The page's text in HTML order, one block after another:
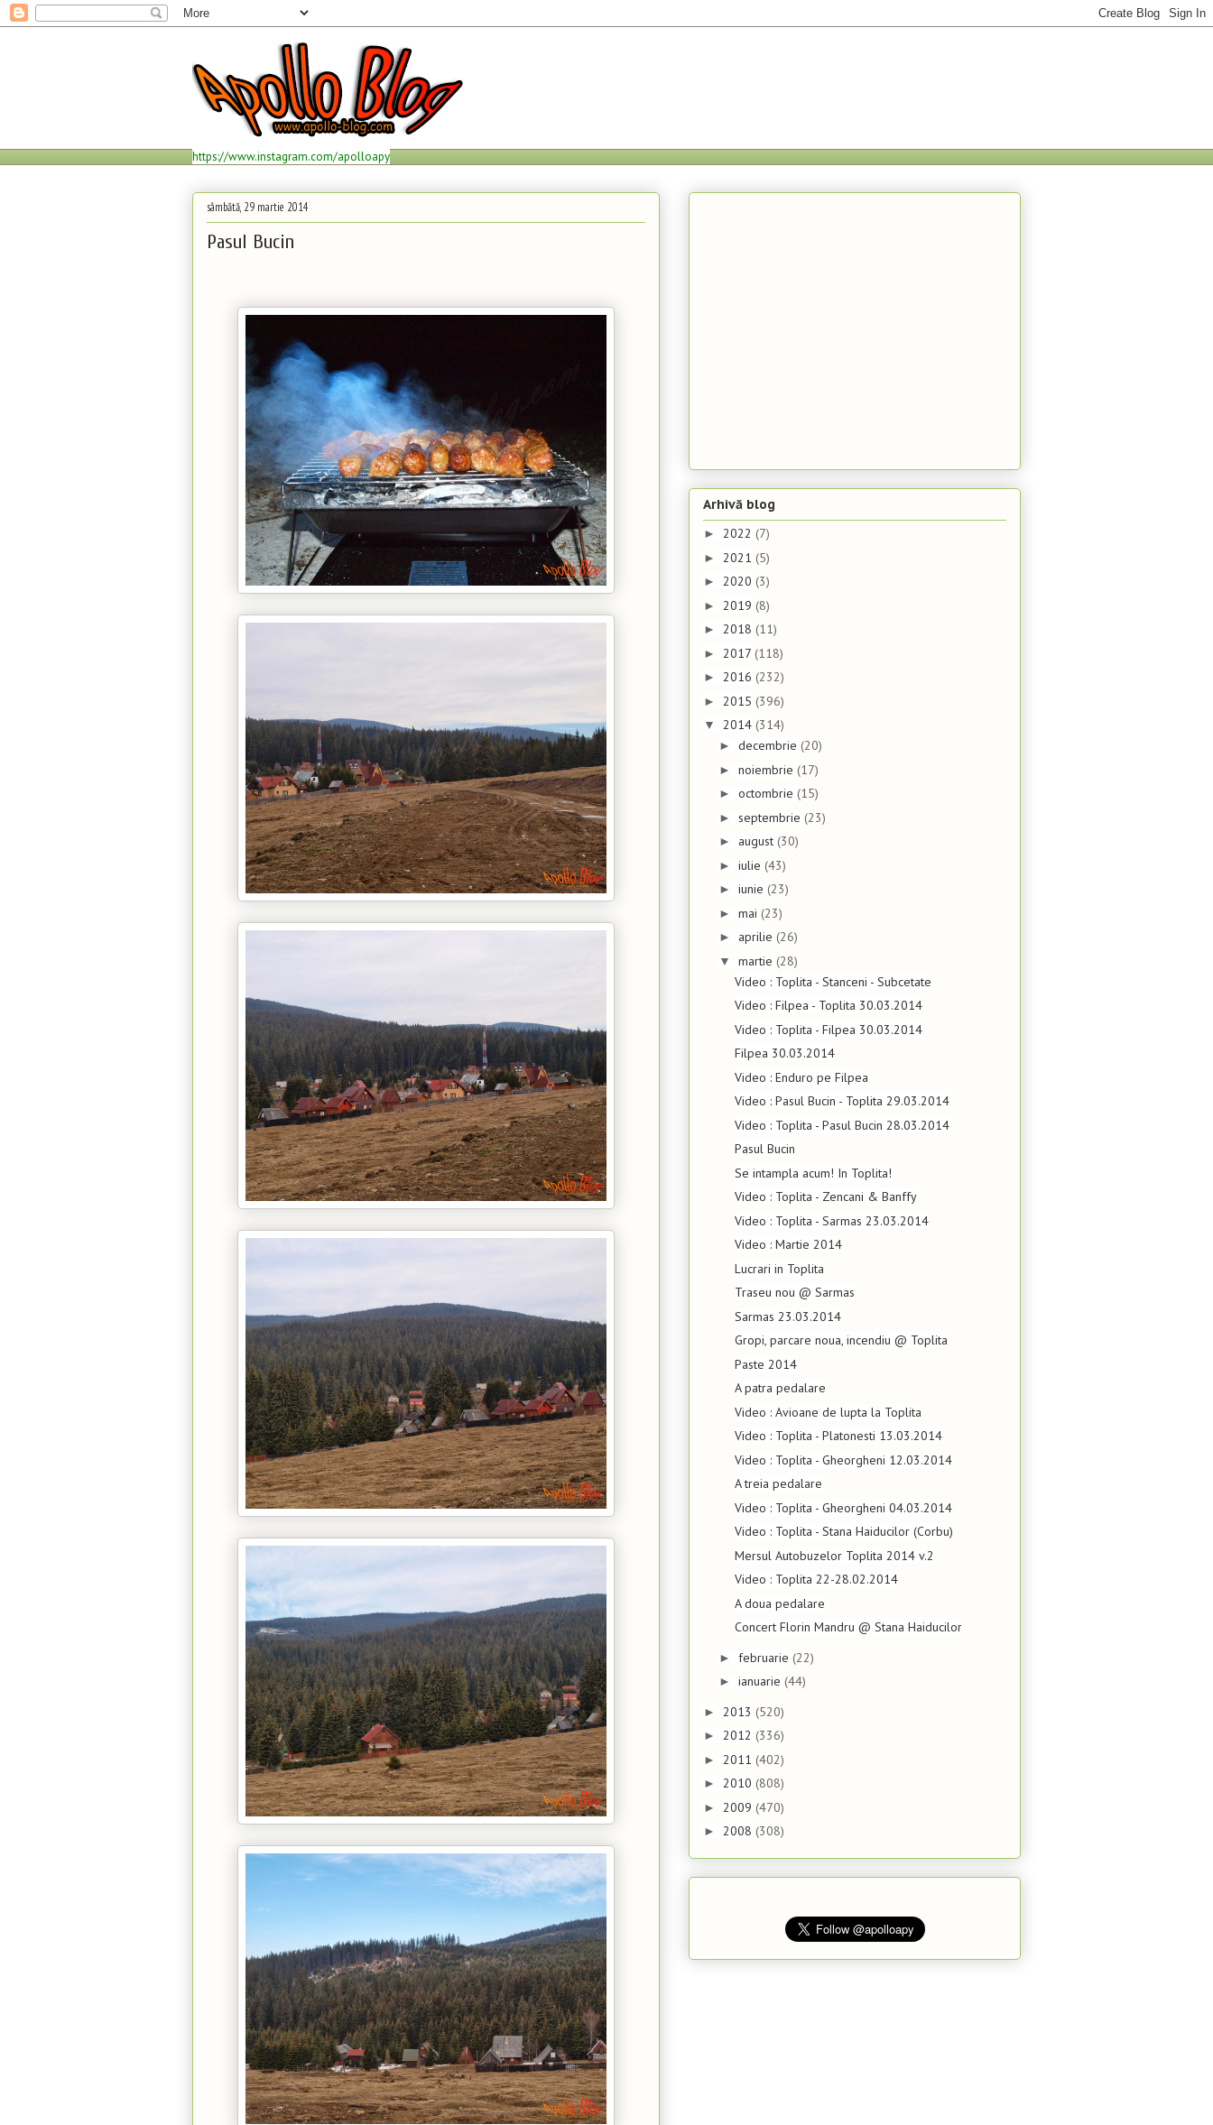
https://www.instagram.com/apolloapy
sâmbătă, 29 martie 2014
Pasul Bucin
Arhivă blog
► 2022 (7)
► 2021 (5)
► 2020 (3)
► 2019 (8)
► 2018 (11)
► 2017 (118)
► 2016 (232)
► 2015 (396)
▼ 2014 (314)
► decembrie (20)
► noiembrie (17)
► octombrie (15)
► septembrie (23)
► august (30)
► iulie (43)
► iunie (23)
► mai (23)
► aprilie (26)
▼ martie (28)
Video : Toplita - Stanceni - Subcetate
Video : Filpea - Toplita 30.03.2014
Video : Toplita - Filpea 30.03.2014
Filpea 30.03.2014
Video : Enduro pe Filpea
Video : Pasul Bucin - Toplita 29.03.2014
Video : Toplita - Pasul Bucin 28.03.2014
Pasul Bucin
Se intampla acum! In Toplita!
Video : Toplita - Zencani & Banffy
Video : Toplita - Sarmas 23.03.2014
Video : Martie 2014
Lucrari in Toplita
Traseu nou @ Sarmas
Sarmas 23.03.2014
Gropi, parcare noua, incendiu @ Toplita
Paste 2014
A patra pedalare
Video : Avioane de lupta la Toplita
Video : Toplita - Platonesti 13.03.2014
Video : Toplita - Gheorgheni 12.03.2014
A treia pedalare
Video : Toplita - Gheorgheni 04.03.2014
Video : Toplita - Stana Haiducilor (Corbu)
Mersul Autobuzelor Toplita 2014 v.2
Video : Toplita 22-28.02.2014
A doua pedalare
Concert Florin Mandru @ Stana Haiducilor
► februarie (22)
► ianuarie (44)
► 2013 (520)
► 2012 (336)
► 2011 (402)
► 2010 (808)
► 2009 (470)
► 2008 (308)